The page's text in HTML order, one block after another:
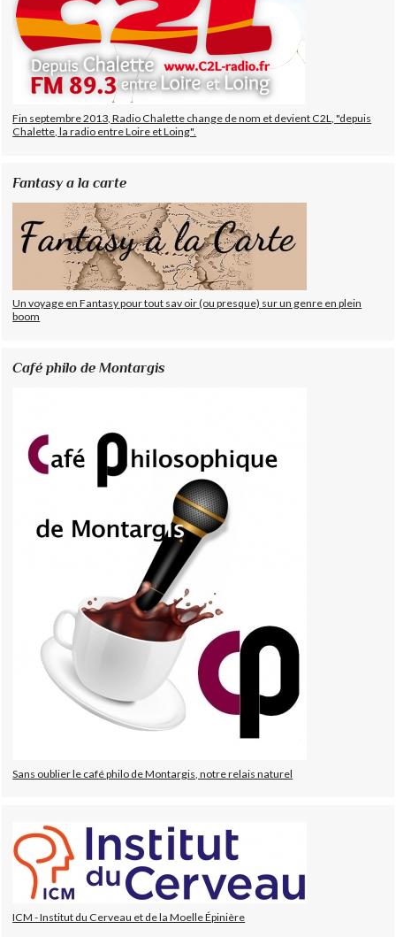
Fin septembre 2013, Radio Chalette change de nom et devient C2L, "depuis
Chalette, la radio entre Loire et Loing".
Fantasy a la carte
Un voyage en Fantasy pour tout sav oir (ou presque) sur un genre en plein
boom
Café philo de Montargis
Sans oublier le café philo de Montargis, notre relais naturel
ICM - Institut du Cerveau et de la Moelle Épinière